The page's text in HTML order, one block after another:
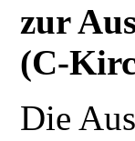
zur
(C-
Die